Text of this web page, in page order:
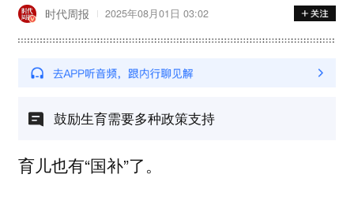
时代周报 2025年08月01日 03:02
鼓励生育需要多种政策支持
育儿也有“国补”了。